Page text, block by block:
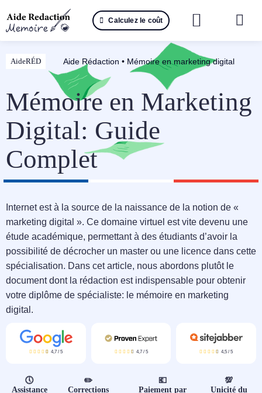
au
contenu
Calculez le coût
📚
📝
AideRÉD Aide Rédaction • Mémoire en marketing digital
Mémoire en Marketing
Digital: Guide
Complet
Internet est à la source de la naissance de la notion de «
marketing digital ». Ce domaine virtuel est vite devenu une
étude académique, permettant à des étudiants d’avoir la
possibilité de décrocher un master ou une licence dans cette
spécialisation. Dans cet article, nous abordons plutôt le
document dont la rédaction est indispensable pour obtenir
votre diplôme de spécialiste: le mémoire en marketing
digital.
4,7 / 5 4,7/ 5 4,5 / 5
🕔
Assistance
✏️
Corrections
💶
Paiement par
💯
Unicité du